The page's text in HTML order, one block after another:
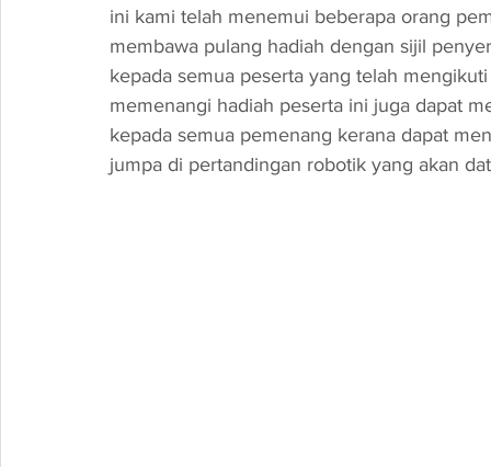
ini kami telah menemui beberapa orang
membawa pulang hadiah dengan sijil
kepada semua peserta yang telah
memenangi hadiah peserta ini juga dapat
kepada semua pemenang kerana dapat
jumpa di pertandingan robotik yang akan